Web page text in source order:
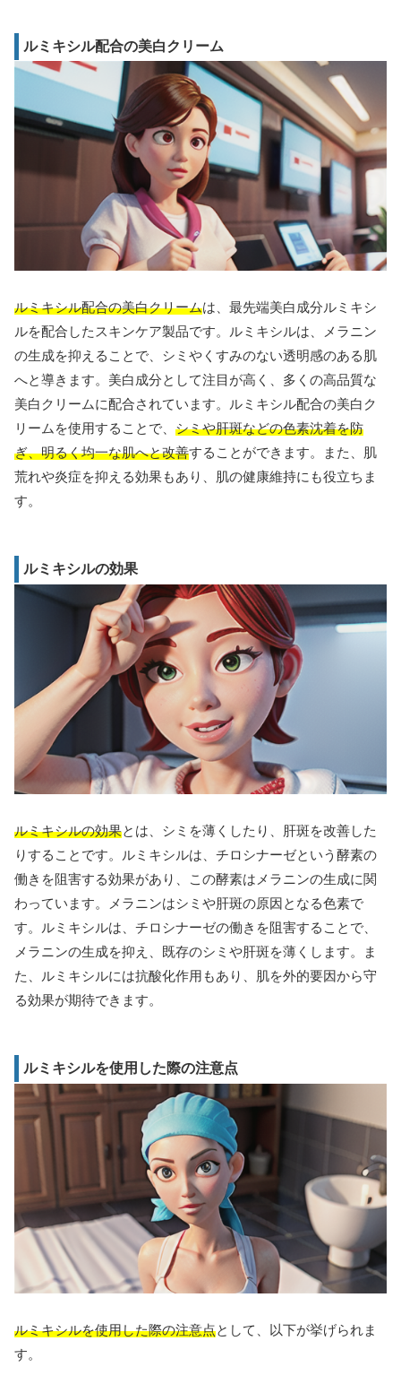
ルミキシル配合の美白クリーム
ルミキシル配合の美白クリームは、最先端美白成分ルミキシ
ルを配合したスキンケア製品です。ルミキシルは、メラニン
の生成を抑えることで、シミやくすみのない透明感のある肌
へと導きます。美白成分として注目が高く、多くの高品質な
美白クリームに配合されています。ルミキシル配合の美白ク
リームを使用することで、 シミや肝斑などの色素沈着を防
ぎ、明るく均一な肌へと改善することができます。また、肌
荒れや炎症を抑える効果もあり、肌の健康維持にも役立ちま
す。
ルミキシルの効果
ルミキシルの効果とは、シミを薄くしたり、肝斑を改善した
りすることです。ルミキシルは、チロシナーゼという酵素の
働きを阻害する効果があり、この酵素はメラニンの生成に関
わっています。メラニンはシミや肝斑の原因となる色素で
す。ルミキシルは、チロシナーゼの働きを阻害することで、
メラニンの生成を抑え、既存のシミや肝斑を薄くします。ま
た、ルミキシルには抗酸化作用もあり、肌を外的要因から守
る効果が期待できます。
ルミキシルを使用した際の注意点
ルミキシルを使用した際の注意点として、以下が挙げられま
す。